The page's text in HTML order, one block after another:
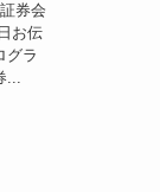
券会
お伝
グラ
...